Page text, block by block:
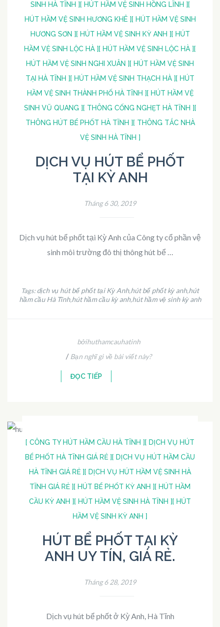
SINH HÀ TĨNH ] [ HÚT HẦM VỆ SINH HỒNG LĨNH ] [
HÚT HẦM VỆ SINH HƯƠNG KHÊ ] [ HÚT HẦM VỆ SINH
HƯƠNG SƠN ] [ HÚT HẦM VỆ SINH KỲ ANH ] [ HÚT
HẦM VỆ SINH LỘC HÀ ] [ HÚT HẦM VỆ SINH LỘC HÀ ] [
HÚT HẦM VỆ SINH NGHI XUÂN ] [ HÚT HẦM VỆ SINH
TẠI HÀ TĨNH ] [ HÚT HẦM VỆ SINH THẠCH HÀ ] [ HÚT
HẦM VỆ SINH THÀNH PHỐ HÀ TĨNH ] [ HÚT HẦM VỆ
SINH VŨ QUANG ] [ THÔNG CỐNG NGHẸT HÀ TĨNH ] [
THÔNG HÚT BỂ PHỐT HÀ TĨNH ] [ THÔNG TẮC NHÀ
VỆ SINH HÀ TĨNH ]
DỊCH VỤ HÚT BỂ PHỐT
TẠI KỲ ANH
Tháng 6 30, 2019
Dịch vụ hút bể phốt tại Kỳ Anh của Công ty cổ phần vệ
sinh môi trường đô thị thông hút bể …
Tags:dịch vụ hút bể phốt tại Kỳ Anh,hút bể phốt kỳ anh,hút
hầm cầu Hà Tĩnh,hút hầm cầu kỳ anh,hút hầm vệ sinh kỳ anh
bởihuthamcauhatinh
/ Bạn nghĩ gì về bài viết này?
ĐỌC TIẾP
[ CÔNG TY HÚT HẦM CẦU HÀ TĨNH ] [ DỊCH VỤ HÚT
BỂ PHỐT HÀ TĨNH GIÁ RẺ ] [ DỊCH VỤ HÚT HẦM CẦU
HÀ TĨNH GIÁ RẺ ] [ DỊCH VỤ HÚT HẦM VỆ SINH HÀ
TĨNH GIÁ RẺ ] [ HÚT BỂ PHỐT KỲ ANH ] [ HÚT HẦM
CẦU KỲ ANH ] [ HÚT HẦM VỆ SINH HÀ TĨNH ] [ HÚT
HẦM VỆ SINH KỲ ANH ]
HÚT BỂ PHỐT TẠI KỲ
ANH UY TÍN, GIÁ RẺ.
Tháng 6 28, 2019
Dịch vụ hút bể phốt ở Kỳ Anh, Hà Tĩnh